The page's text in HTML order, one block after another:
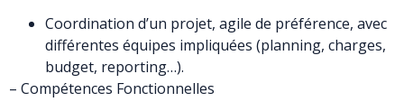
Coordination d’un projet, agile de préférence, avec
différentes équipes impliquées (planning, charges,
budget, reporting…).
– Compétences Fonctionnelles